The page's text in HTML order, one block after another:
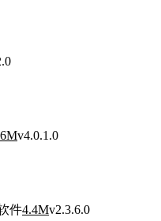
v4.0.1.0
件4.4Mv2.3.6.0